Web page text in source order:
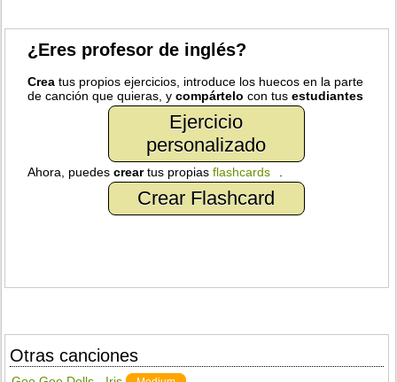
¿Eres profesor de inglés?
Crea tus propios ejercicios, introduce los huecos en la parte
de canción que quieras, ycompártelo con tusestudiantes
Ejercicio
personalizado
Ahora, puedescreartus propiasflashcards
Crear Flashcard
Otras canciones